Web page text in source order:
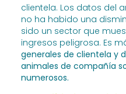
clientela. Los datos del
no ha habido una
sido un sector que
ingresos peligrosa. Es
generales de clientela y
animales de compañía
numerosos.